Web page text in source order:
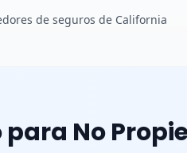
de seguros de California
para No